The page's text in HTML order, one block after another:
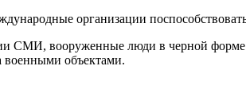
организации
вооруженные люди в черной форме
военными объектами.